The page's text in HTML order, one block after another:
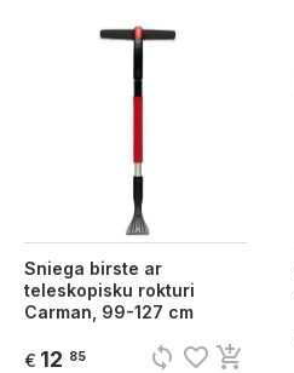
Sniega birste ar
teleskopisku rokturi
Carman, 99-127 cm
€ 12 85 sync favorite_border add_shopping_cart